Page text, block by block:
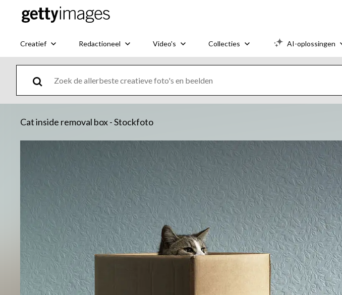
Creatief Redactioneel Video's Collecties AI-oplossingen
Cat inside removal box - Stockfoto